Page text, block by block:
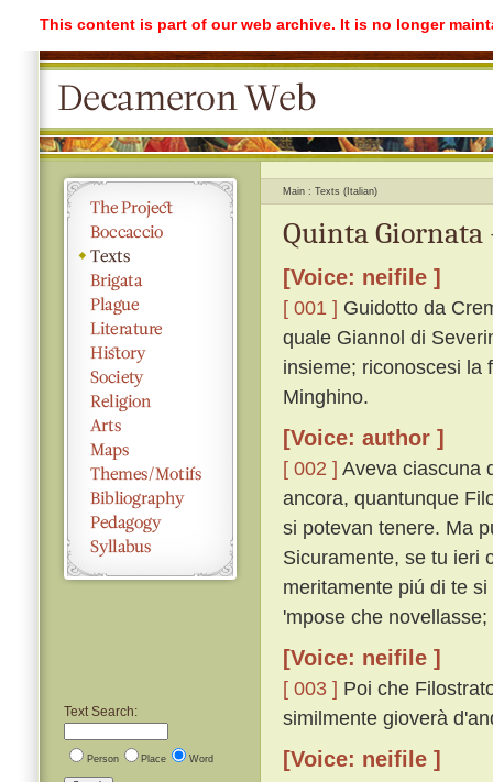
This content is part of our web archive. It is no longer
Text Search:
Person Place Word
Main Texts (Italian)
Quinta Giornata
[Voice: neifile ]
[ 001 ] Guidotto da
quale Giannol di
insieme; riconoscesi la
Minghino.
[Voice: author ]
[ 002 ] Aveva ciascuna
ancora, quantunque
si potevan tenere. Ma
Sicuramente, se tu ieri
meritamente piú di te
'mpose che
[Voice: neifile ]
[ 003 ] Poi che
similmente gioverà
[Voice: neifile ]